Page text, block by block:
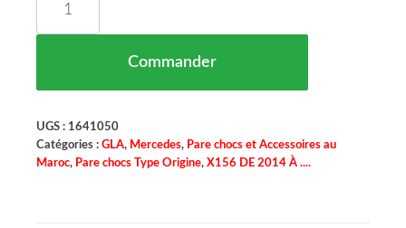
Commander
UGS : 1641050
Catégories : GLA, Mercedes, Pare chocs et Accessoires au
Maroc, Pare chocs Type Origine, X156 DE 2014 À ....